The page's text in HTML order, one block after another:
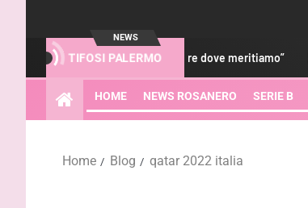
NEWS
TIFOSI PALERMO
ci sarà da lottare per tornare dove meritiamo”
HOME NEWS ROSANERO SERIE B
Home Blog qatar 2022 italia